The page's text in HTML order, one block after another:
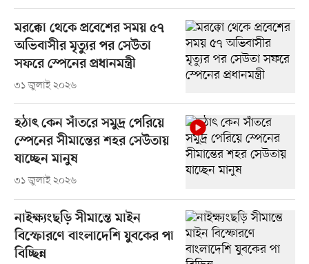
মরক্কো থেকে প্রবেশের সময় ৫৭
অভিবাসীর মৃত্যুর পর সেউতা
সফরে স্পেনের প্রধানমন্ত্রী
৩১ জুলাই ২০২৬
হঠাৎ কেন সাঁতরে সমুদ্র পেরিয়ে
স্পেনের সীমান্তের শহর সেউতায়
যাচ্ছেন মানুষ
৩১ জুলাই ২০২৬
নাইক্ষ্যংছড়ি সীমান্তে মাইন
বিস্ফোরণে বাংলাদেশি যুবকের পা
বিচ্ছিন্ন